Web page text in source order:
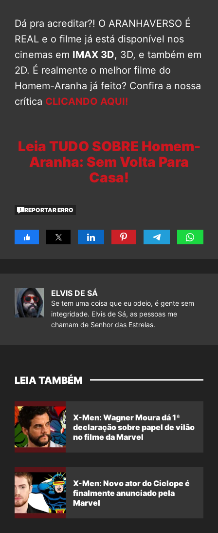
Dá pra acreditar?! O ARANHAVERSO É
REAL e o filme já está disponível nos
cinemas em IMAX 3D, 3D, e também em
2D. É realmente o melhor filme do
Homem-Aranha já feito? Confira a nossa
crítica CLICANDO AQUI!
Leia TUDO SOBRE Homem-
Aranha: Sem Volta Para
Casa!
REPORTAR ERRO
ELVIS DE SÁ
Se tem uma coisa que eu odeio, é gente sem
integridade. Elvis de Sá, as pessoas me
chamam de Senhor das Estrelas.
LEIA TAMBÉM
X-Men: Wagner Moura dá 1ª
declaração sobre papel de vilão
no filme da Marvel
X-Men: Novo ator do Ciclope é
finalmente anunciado pela
Marvel